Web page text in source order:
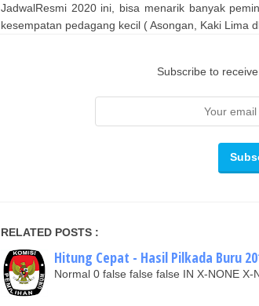
JadwalResmi 2020 ini, bisa menarik banyak
kesempatan pedagang kecil ( Asongan, Kaki Lima
Subscribe to
RELATED POSTS :
Hitung Cepat - Hasil Pilkada Buru
Normal 0 false false false IN X-NONE X-